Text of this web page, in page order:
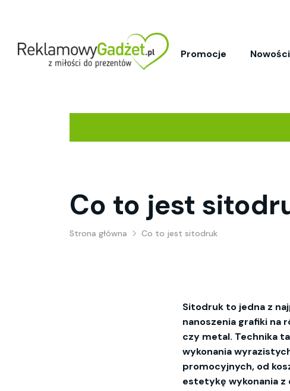
Promocje Nowości
Co to jest
Strona główna Co to jest sitodruk
Sitodruk to jedna z
nanoszenia grafiki na
czy metal. Technika
wykonania
promocyjnych, od
estetykę wykonania